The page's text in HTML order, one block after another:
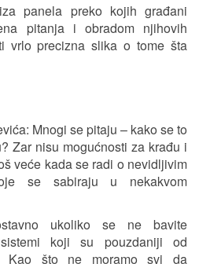
panela preko kojih građani
pitanja i obradom njihovih
vrlo precizna slika o tome šta
Mnogi se pitaju – kako se to
Zar nisu mogućnosti za krađu i
veće kada se radi o nevidljivim
se sabiraju u nekakvom
ukoliko se ne bavite
sistemi koji su pouzdaniji od
Kao što ne moramo svi da